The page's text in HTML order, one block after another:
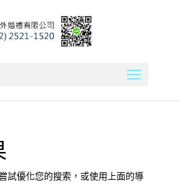
試優化您的搜索，或使用上面的導